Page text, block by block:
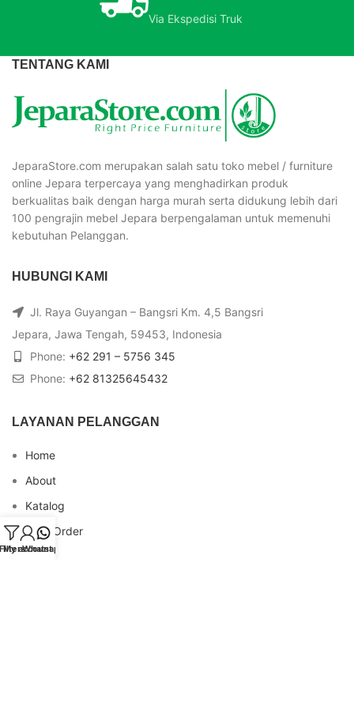
Via Ekspedisi Truk
TENTANG KAMI
JeparaStore.com merupakan salah satu toko mebel / furniture
online Jepara terpercaya yang menghadirkan produk
berkualitas baik dengan harga murah serta didukung lebih dari
100 pengrajin mebel Jepara berpengalaman untuk memenuhi
kebutuhan Pelanggan.
HUBUNGI KAMI
Jl. Raya Guyangan – Bangsri Km. 4,5 Bangsri
Jepara, Jawa Tengah, 59453, Indonesia
Phone: +62 291 – 5756 345
Phone: +62 81325645432
LAYANAN PELANGGAN
Home
About
Katalog
Cara Order
Blog
My account
Whatsapp